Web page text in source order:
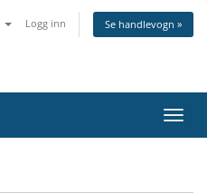
Logg inn Se handlevogn »
Bytt